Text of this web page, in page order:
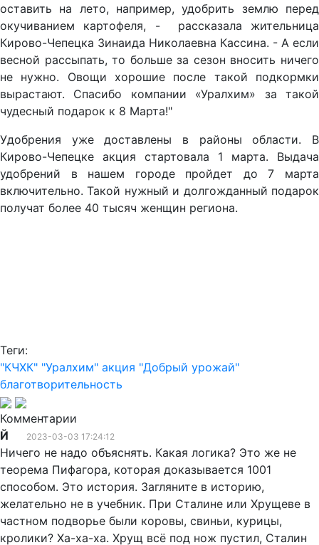
оставить на лето, например, удобрить землю перед
окучиванием картофеля, - рассказала жительница
Кирово-Чепецка Зинаида Николаевна Кассина. - А если
весной рассыпать, то больше за сезон вносить ничего
не нужно. Овощи хорошие после такой подкормки
вырастают. Спасибо компании «Уралхим» за такой
чудесный подарок к 8 Марта!"
Удобрения уже доставлены в районы области. В
Кирово-Чепецке акция стартовала 1 марта. Выдача
удобрений в нашем городе пройдет до 7 марта
включительно. Такой нужный и долгожданный подарок
получат более 40 тысяч женщин региона.
Теги:
"КЧХК" "Уралхим" акция "Добрый урожай"
благотворительность
Комментарии
Й
2023-03-03 17:24:12
Ничего не надо объяснять. Какая логика? Это же не
теорема Пифагора, которая доказывается 1001
способом. Это история. Загляните в историю,
желательно не в учебник. При Сталине или Хрущеве в
частном подворье были коровы, свиньи, курицы,
кролики? Ха-ха-ха. Хрущ всё под нож пустил, Сталин